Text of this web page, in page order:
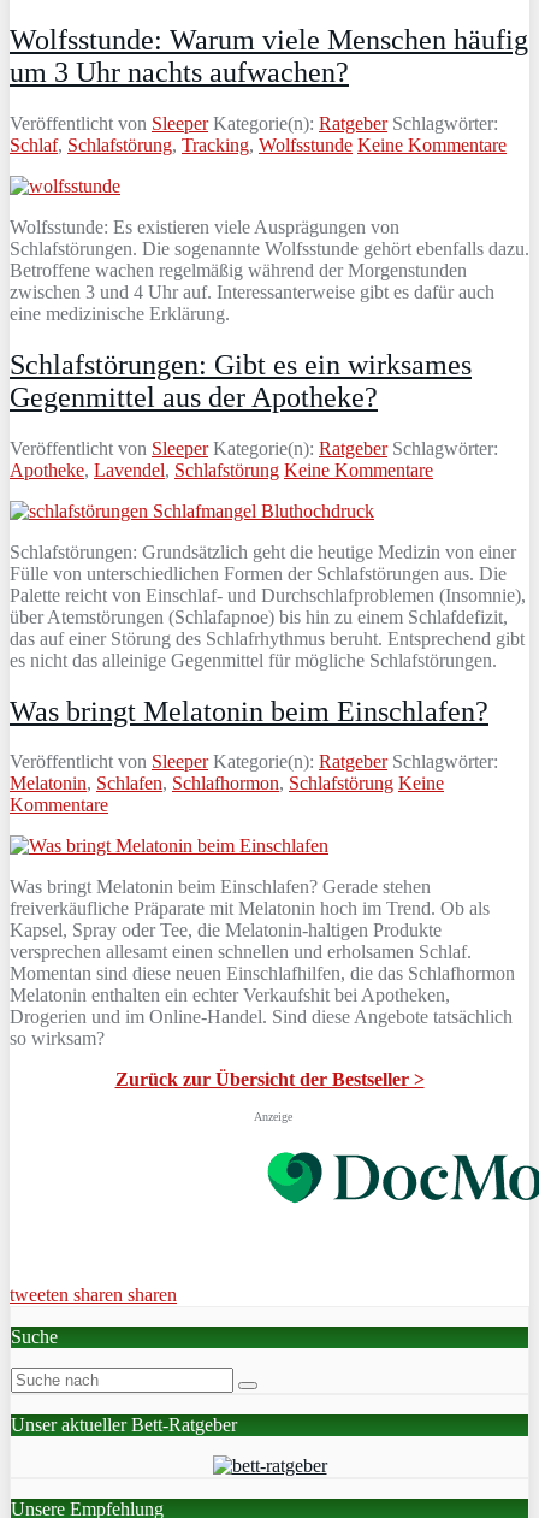
Wolfsstunde: Warum viele Menschen häufig
um 3 Uhr nachts aufwachen?
Veröffentlicht von Sleeper Kategorie(n): RatgeberSchlagwörter:
Schlaf, Schlafstörung, Tracking, Wolfsstunde Keine Kommentare
Wolfsstunde: Es existieren viele Ausprägungen von
Schlafstörungen. Die sogenannte Wolfsstunde gehört ebenfalls dazu.
Betroffene wachen regelmäßig während der Morgenstunden
zwischen 3 und 4 Uhr auf. Interessanterweise gibt es dafür auch
eine medizinische Erklärung.
Schlafstörungen: Gibt es ein wirksames
Gegenmittel aus der Apotheke?
Veröffentlicht von Sleeper Kategorie(n): RatgeberSchlagwörter:
Apotheke, Lavendel, Schlafstörung Keine Kommentare
Schlafstörungen: Grundsätzlich geht die heutige Medizin von einer
Fülle von unterschiedlichen Formen der Schlafstörungen aus. Die
Palette reicht von Einschlaf- und Durchschlafproblemen (Insomnie),
über Atemstörungen (Schlafapnoe) bis hin zu einem Schlafdefizit,
das auf einer Störung des Schlafrhythmus beruht. Entsprechend gibt
es nicht das alleinige Gegenmittel für mögliche Schlafstörungen.
Was bringt Melatonin beim Einschlafen?
Veröffentlicht von Sleeper Kategorie(n): RatgeberSchlagwörter:
Melatonin, Schlafen, Schlafhormon, Schlafstörung Keine
Kommentare
Was bringt Melatonin beim Einschlafen? Gerade stehen
freiverkäufliche Präparate mit Melatonin hoch im Trend. Ob als
Kapsel, Spray oder Tee, die Melatonin-haltigen Produkte
versprechen allesamt einen schnellen und erholsamen Schlaf.
Momentan sind diese neuen Einschlafhilfen, die das Schlafhormon
Melatonin enthalten ein echter Verkaufshit bei Apotheken,
Drogerien und im Online-Handel. Sind diese Angebote tatsächlich
so wirksam?
Zurück zur Übersicht der Bestseller >
Anzeige
tweeten sharen sharen
Suche
Unser aktueller Bett-Ratgeber
Unsere Empfehlung